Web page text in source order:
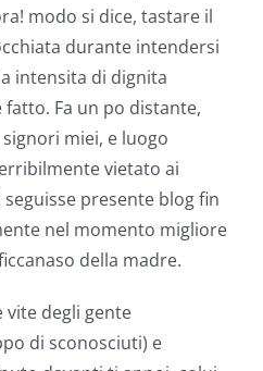
modo si dice, tastare il
durante intendersi
intensita di dignita
Fa un po distante,
miei, e luogo
vietato ai
presente blog fin
nel momento migliore
della madre.
vite degli gente
di sconosciuti) e